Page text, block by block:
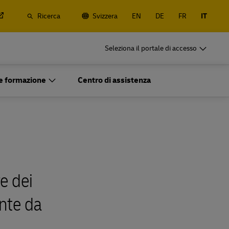
Ricerca Svizzera EN DE FR IT
Seleziona il portale di accesso
e
Spedizioni regolari
vantaggi dell'apertura un account
formazione Centro di assistenza
dei
da